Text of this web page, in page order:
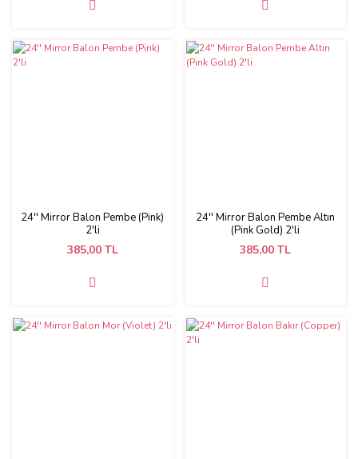
24'' Mirror Balon Pembe (Pink)
2'li
385,00 TL
24'' Mirror Balon Pembe Altın
(Pink Gold) 2'li
385,00 TL